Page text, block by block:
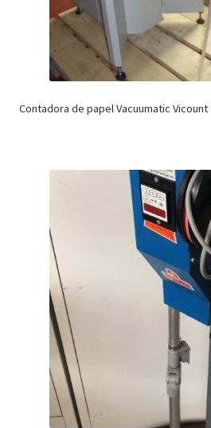
Contadora de papel Vacuumatic